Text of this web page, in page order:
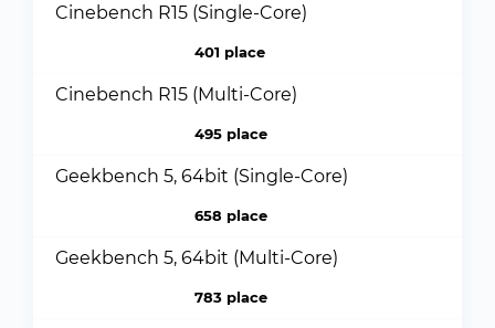
Cinebench R15 (Single-Core)
401 place
Cinebench R15 (Multi-Core)
495 place
Geekbench 5, 64bit (Single-Core)
658 place
Geekbench 5, 64bit (Multi-Core)
783 place